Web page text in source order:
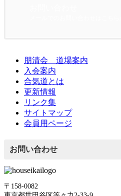
朋清会 道場案内
入会案内
合気道とは
更新情報
リンク集
サイトマップ
会員用ページ
お問い合わせ
〒158-0082